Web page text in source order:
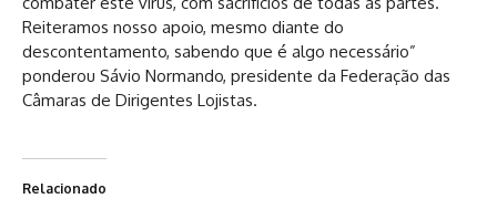
Reiteramos nosso apoio, mesmo diante do
descontentamento, sabendo que é algo necessário”
ponderou Sávio Normando, presidente da Federação das
Câmaras de Dirigentes Lojistas.
Relacionado